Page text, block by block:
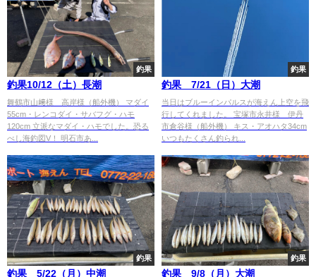
釣果
釣果10/12（土）長潮
舞鶴市山﨑様 高岸様（船外機） マダイ
55cm・レンコダイ・サバフグ・ハモ
120cm 立派なマダイ・ハモでした。恐る
べし海釣図V！ 明石市あ...
釣果
釣果 7/21（日）大潮
当日はブルーインパルスが海えん上空を飛
行してくれました。 宝塚市永井様 伊丹
市倉谷様（船外機） キス・アオハタ34cm
いつもたくさん釣られ...
釣果
釣果 5/22（月）中潮
釣果
釣果 9/8（月）大潮